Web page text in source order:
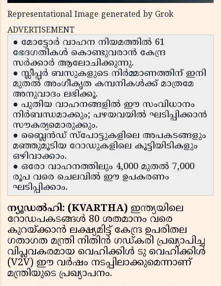
Representational Image generated by Grok
ADVERTISEMENT
● മോട്ടോർ വാഹന നിയമത്തിൽ 61
ഭേദഗതികൾ കൊണ്ടുവരാൻ കേന്ദ്ര
സർക്കാർ ആലോചിക്കുന്നു.
● സ്ലീപ്പർ ബസുകളുടെ നിർമ്മാണത്തിന് ഇനി
മുതൽ അംഗീകൃത കമ്പനികൾക്ക് മാത്രമേ
അനുവാദം ലഭിക്കൂ.
● പുതിയ വാഹനങ്ങളിൽ ഈ സംവിധാനം
നിർബന്ധമാക്കും; പഴയവയിൽ ഘടിപ്പിക്കാൻ
സൗകര്യമൊരുക്കും.
● ബ്ലൈൻഡ് സ്പോട്ടുകളിലെ അപകടങ്ങളും
മഞ്ഞുമൂടിയ റോഡുകളിലെ കൂട്ടിയിടികളും
ഒഴിവാക്കാം.
● ഒരോ വാഹനത്തിലും 4,000 മുതൽ 7,000
രൂപ വരെ ചെലവിൽ ഈ ഉപകരണം
ഘടിപ്പിക്കാം.
ന്യൂഡൽഹി: (KVARTHA) ഇന്ത്യയിലെ
റോഡപകടങ്ങൾ 80 ശതമാനം വരെ
കുറയ്ക്കാൻ ലക്ഷ്യമിട്ട് കേന്ദ്ര ഉപരിതല
ഗതാഗത മന്ത്രി നിതിൻ ഗഡ്കരി പ്രഖ്യാപിച്ച
വിപ്ലവകരമായ വെഹിക്കിൾ ടു വെഹിക്കിൾ
(V2V) ഈ വർഷം നടപ്പിലാക്കുമെന്നാണ്
മന്ത്രിയുടെ പ്രഖ്യാപനം.